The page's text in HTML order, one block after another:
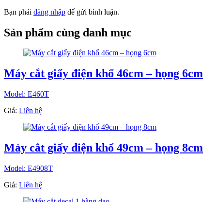
Bạn phải đăng nhập để gửi bình luận.
Sản phẩm cùng danh mục
Máy cắt giấy điện khổ 46cm – họng 6cm
Model: E460T
Giá: Liên hệ
Máy cắt giấy điện khổ 49cm – họng 8cm
Model: E4908T
Giá: Liên hệ